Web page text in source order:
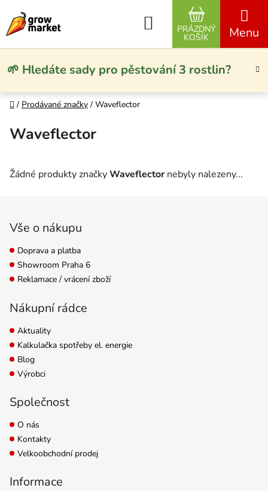
🌱 Hledáte sady pro pěstování 3 rostlin?
Hledat
NÁKUPNÍ
PRÁZDNÝ
KOŠÍK
Domů
/ Prodávané značky / Waveflector
Waveflector
Žádné produkty značkyWaveflector nebyly nalezeny...
Vše o nákupu
Doprava a platba
Showroom Praha 6
Reklamace / vrácení zboží
Nákupní rádce
Aktuality
Kalkulačka spotřeby el. energie
Blog
Výrobci
Společnost
O nás
Kontakty
Velkoobchodní prodej
Informace